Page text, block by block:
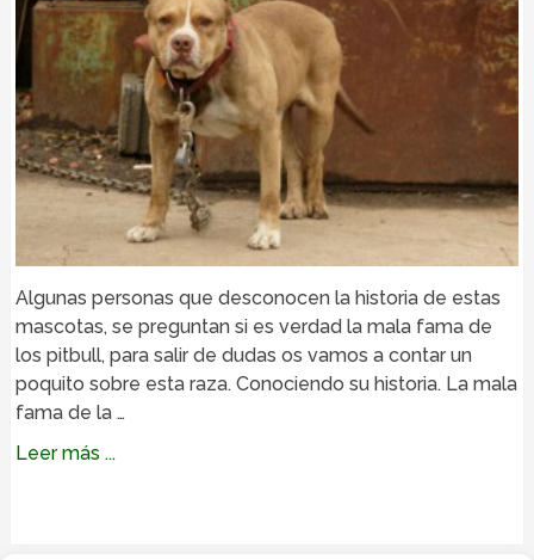
Algunas personas que desconocen la historia de estas
mascotas, se preguntan si es verdad la mala fama de
los pitbull, para salir de dudas os vamos a contar un
poquito sobre esta raza. Conociendo su historia. La mala
fama de la …
Leer más ...